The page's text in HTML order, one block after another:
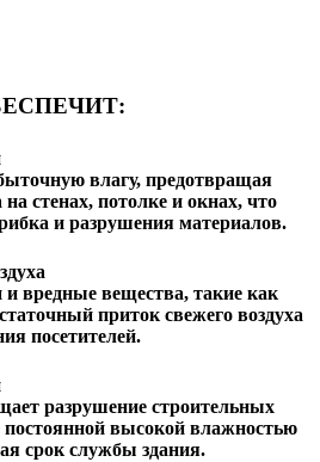
влагу, предотвращая
на стенах, потолке и окнах, что
и разрушения материалов.
и вредные вещества, такие как
приток свежего воздуха
посетителей.
разрушение строительных
высокой влажностью
срок службы здания.